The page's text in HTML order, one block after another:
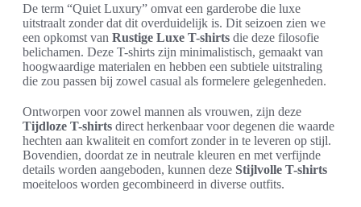
De term “Quiet Luxury” omvat een garderobe die luxe
uitstraalt zonder dat dit overduidelijk is. Dit seizoen zien we
een opkomst van Rustige Luxe T-shirts die deze filosofie
belichamen. Deze T-shirts zijn minimalistisch, gemaakt van
hoogwaardige materialen en hebben een subtiele uitstraling
die zou passen bij zowel casual als formelere gelegenheden.
Ontworpen voor zowel mannen als vrouwen, zijn deze
Tijdloze T-shirts direct herkenbaar voor degenen die waarde
hechten aan kwaliteit en comfort zonder in te leveren op stijl.
Bovendien, doordat ze in neutrale kleuren en met verfijnde
details worden aangeboden, kunnen deze Stijlvolle T-shirts
moeiteloos worden gecombineerd in diverse outfits.